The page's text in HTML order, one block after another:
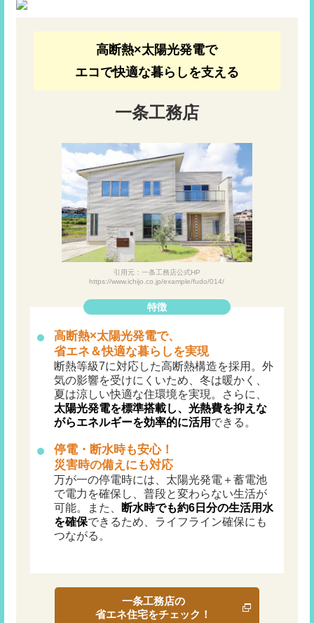
高断熱×太陽光発電で
エコで快適な暮らしを支える
一条工務店
引用元：一条工務店公式HP
https://www.ichijo.co.jp/example/fudo/014/
特徴
高断熱×太陽光発電で、
省エネ＆快適な暮らしを実現
断熱等級7に対応した高断熱構造を採用。外
気の影響を受けにくいため、冬は暖かく、
夏は涼しい快適な住環境を実現。さらに、
太陽光発電を標準搭載し、光熱費を抑えな
がらエネルギーを効率的に活用 できる。
停電・断水時も安心！
災害時の備えにも対応
万が一の停電時には、太陽光発電＋蓄電池
で電力を確保し、普段と変わらない生活が
可能。また、 断水時でも約6日分の生活用水
を確保できるため、ライフライン確保にも
つながる。
一条工務店の
省エネ住宅をチェック！